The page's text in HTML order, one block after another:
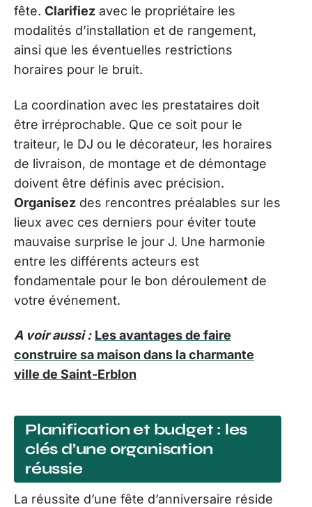
fête. Clarifiez avec le propriétaire les
modalités d’installation et de rangement,
ainsi que les éventuelles restrictions
horaires pour le bruit.
La coordination avec les prestataires doit
être irréprochable. Que ce soit pour le
traiteur, le DJ ou le décorateur, les horaires
de livraison, de montage et de démontage
doivent être définis avec précision.
Organisez des rencontres préalables sur les
lieux avec ces derniers pour éviter toute
mauvaise surprise le jour J. Une harmonie
entre les différents acteurs est
fondamentale pour le bon déroulement de
votre événement.
A voir aussi : Les avantages de faire
construire sa maison dans la charmante
ville de Saint-Erblon
Planification et budget : les
clés d’une organisation
réussie
La réussite d’une fête d’anniversaire réside